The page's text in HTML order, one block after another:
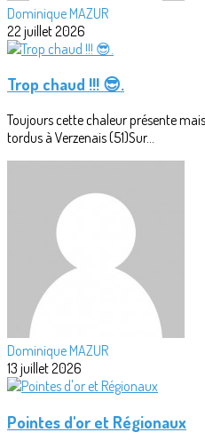
Dominique MAZUR
22 juillet 2026
Trop chaud !!! 😎.
Toujours cette chaleur présente
tordus à Verzenais (51)Sur...
Dominique MAZUR
13 juillet 2026
Pointes d'or et Régionaux